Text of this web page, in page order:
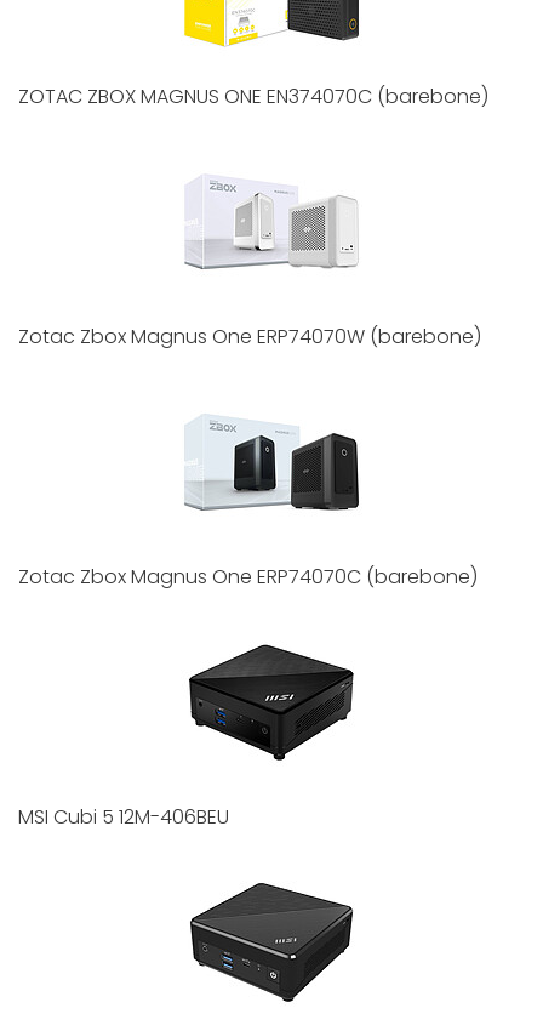
ZOTAC ZBOX MAGNUS ONE EN374070C (barebone)
Zotac Zbox Magnus One ERP74070W (barebone)
Zotac Zbox Magnus One ERP74070C (barebone)
MSI Cubi 5 12M-406BEU